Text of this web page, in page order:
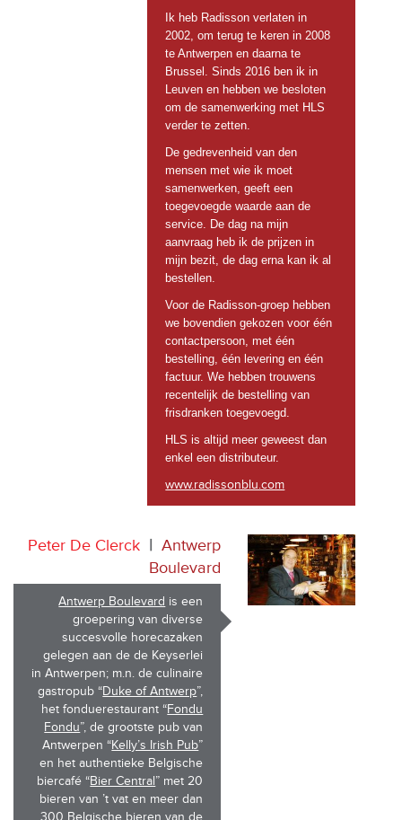
Ik heb Radisson verlaten in
2002, om terug te keren in 2008
te Antwerpen en daarna te
Brussel. Sinds 2016 ben ik in
Leuven en hebben we besloten
om de samenwerking met HLS
verder te zetten.
De gedrevenheid van den
mensen met wie ik moet
samenwerken, geeft een
toegevoegde waarde aan de
service. De dag na mijn
aanvraag heb ik de prijzen in
mijn bezit, de dag erna kan ik al
bestellen.
Voor de Radisson-groep hebben
we bovendien gekozen voor één
contactpersoon, met één
bestelling, één levering en één
factuur. We hebben trouwens
recentelijk de bestelling van
frisdranken toegevoegd.
HLS is altijd meer geweest dan
enkel een distributeur.
www.radissonblu.com
Peter De Clerck
Antwerp
Boulevard
Antwerp Boulevard is een
groepering van diverse
succesvolle horecazaken
gelegen aan de de Keyserlei
in Antwerpen; m.n. de culinaire
gastropub “Duke of Antwerp”,
het fonduerestaurant “Fondu
Fondu”, de grootste pub van
Antwerpen “Kelly’s Irish Pub”
en het authentieke Belgische
biercafé “Bier Central ” met 20
bieren van ’t vat en meer dan